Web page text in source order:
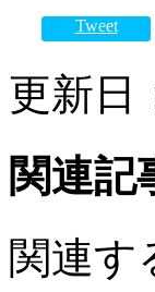
Tweet
更新日
関連記
関連す